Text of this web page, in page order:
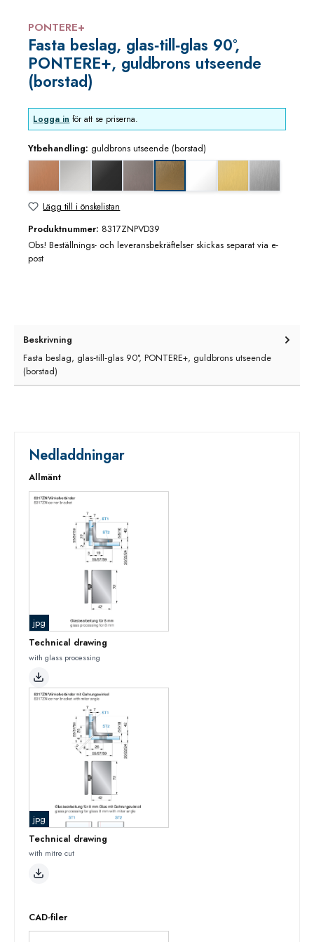
PONTERE+
Fasta beslag, glas‑till‑glas 90°,
PONTERE+, guldbrons utseende
(borstad)
Logga in för att se priserna.
Ytbehandling: guldbrons utseende (borstad)
djupsvart mattgrafitmetall utseende (borstad)
guldbrons utseende (borstad)
Lägg till i önskelistan
Produktnummer: 8317ZNPVD39
Obs! Beställnings- och leveransbekräftelser skickas separat via e-
post
Beskrivning
Fasta beslag, glas‑till‑glas 90°, PONTERE+, guldbrons utseende
(borstad)
Nedladdningar
Allmänt
jpg
Technical drawing
with glass processing
jpg
Technical drawing
with mitre cut
CAD-filer